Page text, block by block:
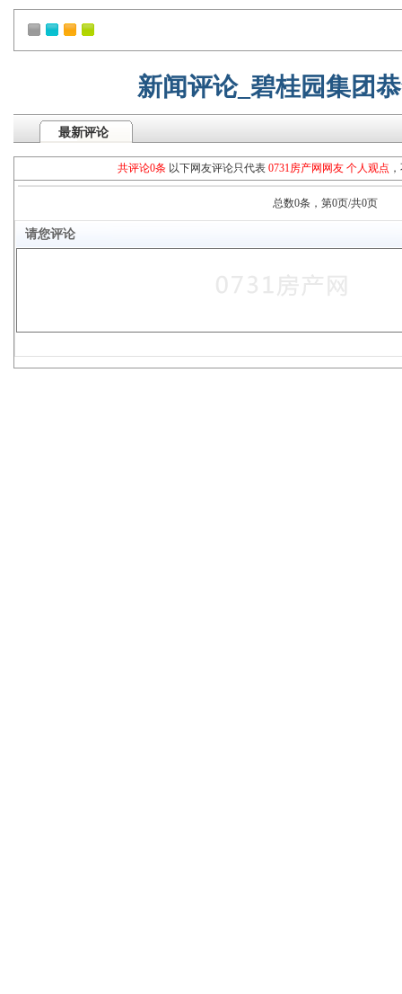
新闻评论_碧桂园集团
最新评论
共评论0条 以下网友评论只代表 0731房产网网友 个人观点
总数0条，第0页/共0页
请您评论